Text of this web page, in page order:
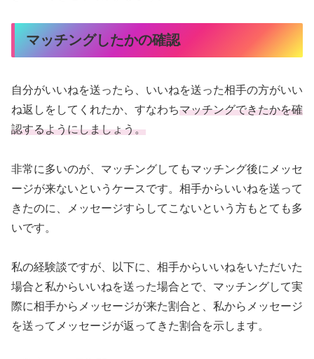
マッチングしたかの確認
自分がいいねを送ったら、いいねを送った相手の方がいい
ね返しをしてくれたか、すなわちマッチングできたかを確
認するようにしましょう。
非常に多いのが、マッチングしてもマッチング後にメッセ
ージが来ないというケースです。相手からいいねを送って
きたのに、メッセージすらしてこないという方もとても多
いです。
私の経験談ですが、以下に、相手からいいねをいただいた
場合と私からいいねを送った場合とで、マッチングして実
際に相手からメッセージが来た割合と、私からメッセージ
を送ってメッセージが返ってきた割合を示します。